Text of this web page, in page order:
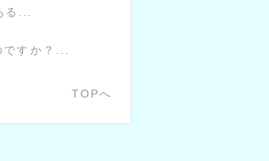
る...
すか？...
TOPへ